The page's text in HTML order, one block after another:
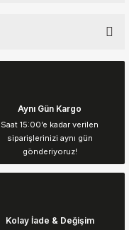
Aynı Gün Kargo
Saat 15:00’e kadar verilen
siparişlerinizi aynı gün
gönderiyoruz!
Kolay İade & Değişim